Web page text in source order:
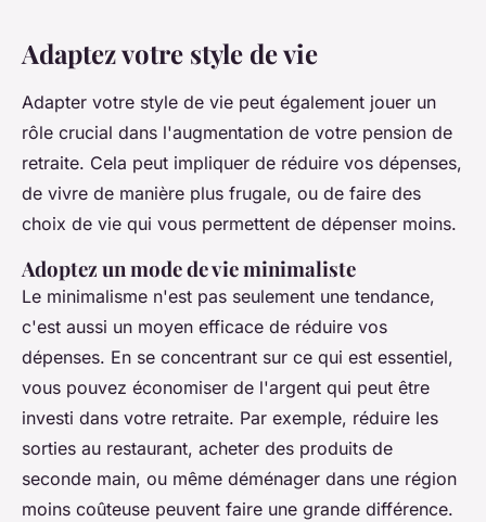
Adaptez votre style de vie
Adapter votre style de vie peut également jouer un
rôle crucial dans l'augmentation de votre pension de
retraite. Cela peut impliquer de réduire vos dépenses,
de vivre de manière plus frugale, ou de faire des
choix de vie qui vous permettent de dépenser moins.
Adoptez un mode de vie minimaliste
Le minimalisme n'est pas seulement une tendance,
c'est aussi un moyen efficace de réduire vos
dépenses. En se concentrant sur ce qui est essentiel,
vous pouvez économiser de l'argent qui peut être
investi dans votre retraite. Par exemple, réduire les
sorties au restaurant, acheter des produits de
seconde main, ou même déménager dans une région
moins coûteuse peuvent faire une grande différence.